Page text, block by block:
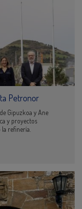
Petronor
Gipuzkoa y Ane
y proyectos
refinería.